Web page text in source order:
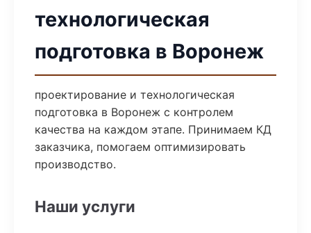
технологическая
подготовка в Воронеж
проектирование и технологическая
подготовка в Воронеж с контролем
качества на каждом этапе. Принимаем КД
заказчика, помогаем оптимизировать
производство.
Наши услуги